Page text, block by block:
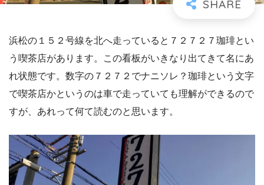
浜松の１５２号線を北へ走っていると７２７２７珈琲とい
う喫茶店があります。この看板がいきなり出てきて名にあ
れ状態です。数字の７２７２でナニソレ？珈琲という文字
で喫茶店かというのは車で走っていても理解ができるので
すが、あれって何て読むのと思います。